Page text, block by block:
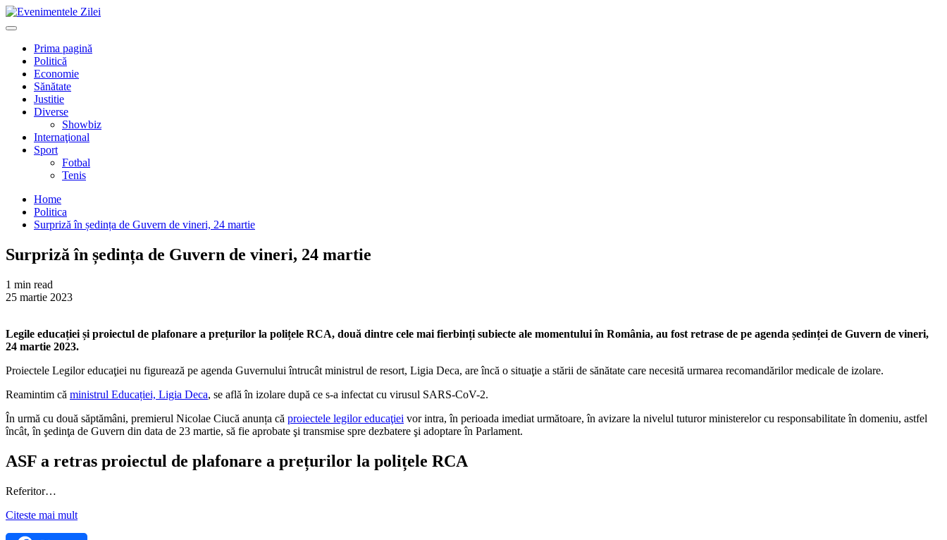
Mergi
la
Primary
Prima pagină
Politică
Economie
Sănătate
Justitie
Diverse
Showbiz
Internaţional
Sport
Fotbal
Tenis
Home
Politica
Surpriză în ședința de Guvern de vineri, 24 martie
Surpriză în ședința de Guvern de vineri, 24 martie
1 min read
25 martie 2023
Legile educației și proiectul de plafonare a prețurilor la polițele RCA, două dintre cele mai fierbinți subiecte ale momentului în România, au fost retrase de pe agenda ședinței de Guvern de vineri,
24 martie 2023.
Proiectele Legilor educaţiei nu figurează pe agenda Guvernului întrucât ministrul de resort, Ligia Deca, are încă o situaţie a stării de sănătate care necesită urmarea recomandărilor medicale de izolare.
Reamintim că ministrul Educației, Ligia Deca, se află în izolare după ce s-a infectat cu virusul SARS-CoV-2.
În urmă cu două săptămâni, premierul Nicolae Ciucă anunța că proiectele legilor educaţiei vor intra, în perioada imediat următoare, în avizare la nivelul tuturor ministerelor cu responsabilitate în domeniu, astfel
încât, în şedinţa de Guvern din data de 23 martie, să fie aprobate şi transmise spre dezbatere şi adoptare în Parlament.
ASF a retras proiectul de plafonare a prețurilor la polițele RCA
Referitor…
Citeste mai mult